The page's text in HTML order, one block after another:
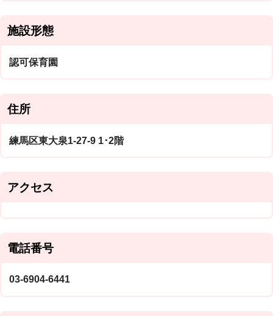
施設形態
認可保育園
住所
練馬区東大泉1-27-9 1･2階
アクセス
電話番号
03-6904-6441